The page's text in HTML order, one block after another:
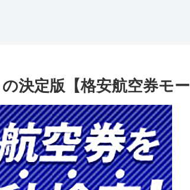
決定版【格安航空券モー